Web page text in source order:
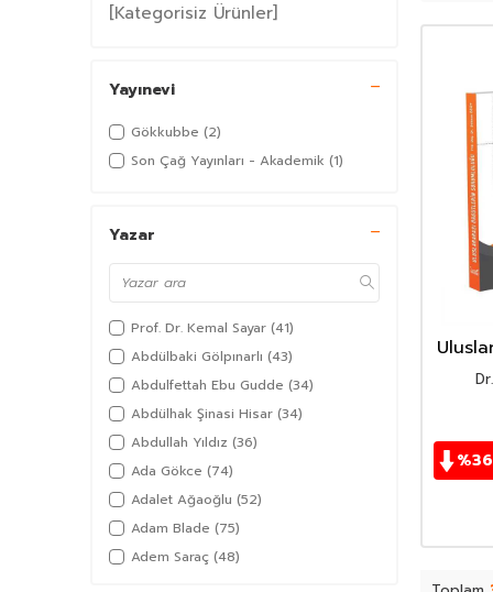
[Kategorisiz Ürünler]
Yayınevi
Gökkubbe (2)
Son Çağ Yayınları - Akademik (1)
Yazar
Prof. Dr. Kemal Sayar (41)
Abdülbaki Gölpınarlı (43)
Abdulfettah Ebu Gudde (34)
Abdülhak Şinasi Hisar (34)
Abdullah Yıldız (36)
Ada Gökce (74)
Adalet Ağaoğlu (52)
Adam Blade (75)
Adem Saraç (48)
%36